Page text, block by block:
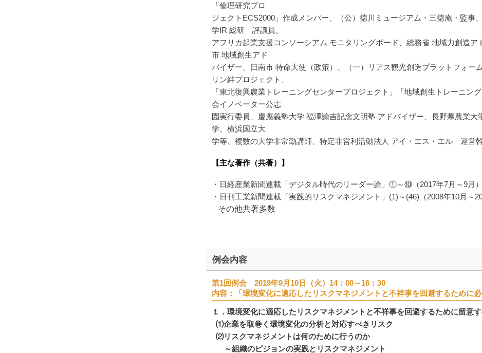
「倫理研究プロ
ジェクトECS2000」作成メンバー、（公）徳川ミュージアム・三徳庵・監事
学IR 総研 評議員、
アフリカ起業支援コンソーシアム モニタリングボード、総務省 地域力創造
市 地域創生アド
バイザー、日南市 特命大使（政策）、（一）リアス観光創造プラットフォー
リン絆プロジェクト、
「東北復興農業トレーニングセンタープロジェクト」「地域創生トレーニン
会イノベーター公志
園実行委員、慶應義塾大学 福澤諭吉記念文明塾 アドバイザー、長野県農業
学、横浜国立大
学等、複数の大学非常勤講師、特定非営利活動法人 アイ・エス・エル 運営
【主な著作（共著）】
・日経産業新聞連載「デジタル時代のリーダー論」①～⑩（2017年7月～9月）
・日刊工業新聞連載「実践的リスクマネジメント」(1)～(46)（2008年10月～
その他共著多数
例会内容
第1回例会 2019年9月10日（火）14：00～16：30
内容：「環境変化に適応したリスクマネジメントと不祥事を回避するために必
１．環境変化に適応したリスクマネジメントと不祥事を回避するために留意
⑴企業を取巻く環境変化の分析と対応すべきリスク
⑵リスクマネジメントは何のために行うのか
～組織のビジョンの実践とリスクマネジメント